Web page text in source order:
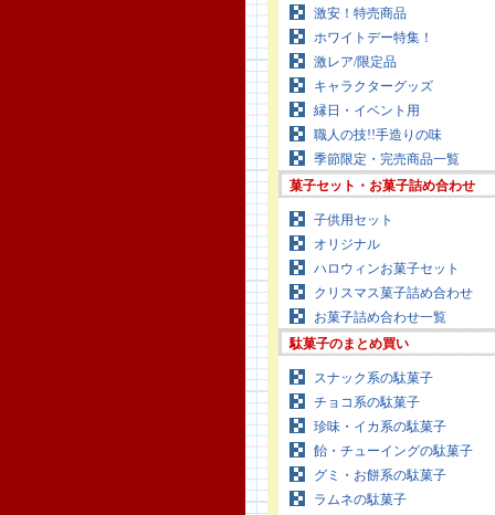
激安！特売商品
ホワイトデー特集！
激レア/限定品
キャラクターグッズ
縁日・イベント用
職人の技!!手造りの味
季節限定・完売商品一覧
菓子セット・お菓子詰め合わせ
子供用セット
オリジナル
ハロウィンお菓子セット
クリスマス菓子詰め合わせ
お菓子詰め合わせ一覧
駄菓子のまとめ買い
スナック系の駄菓子
チョコ系の駄菓子
珍味・イカ系の駄菓子
飴・チューイングの駄菓子
グミ・お餅系の駄菓子
ラムネの駄菓子